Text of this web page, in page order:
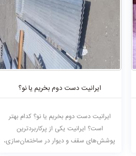
ایرانیت دست دوم بخریم یا نو؟
ایرانیت دست دوم بخریم یا نو؟ کدام بهتر
است؟ ایرانیت یکی از پرکاربردترین
پوشش‌های سقف و دیوار در ساختمان‌سازی،